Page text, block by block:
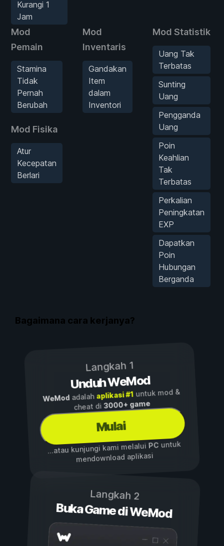
Kurangi 1
Jam
Mod
Pemain
Stamina
Tidak
Pernah
Berubah
Mod Fisika
Atur
Kecepatan
Berlari
Mod
Inventaris
Gandakan
Item
dalam
Inventori
Mod Statistik
Uang Tak
Terbatas
Sunting
Uang
Pengganda
Uang
Poin
Keahlian
Tak
Terbatas
Perkalian
Peningkatan
EXP
Dapatkan
Poin
Hubungan
Berganda
Bagaimana cara kerjanya?
Langkah 1
Unduh WeMod
WeModadalah aplikasi #1untuk mod &
cheat di3000+ game
Mulai
...atau kunjungi kami melalui PCuntuk
mendownload aplikasi
Langkah 2
Buka Game di WeMod